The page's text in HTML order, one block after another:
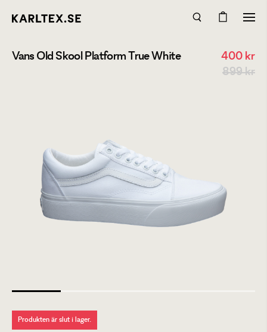
Vans Old Skool Platform True White 400 kr
899 kr
Produkten är slut i lager.